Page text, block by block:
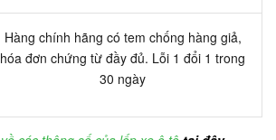
Hàng chính hãng có tem chống hàng giả,
hóa đơn chứng từ đầy đủ. Lỗi 1 đổi 1 trong
30 ngày